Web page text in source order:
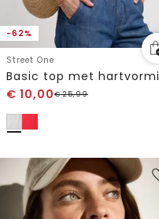
-62%
Street One
€ 10,00€25,99